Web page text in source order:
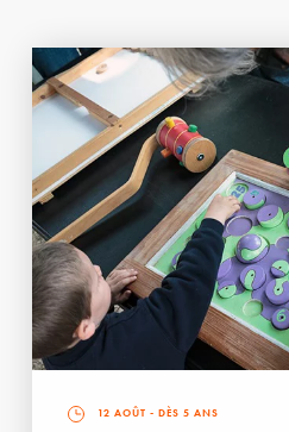
12 AOÛT - DÈS 5 ANS